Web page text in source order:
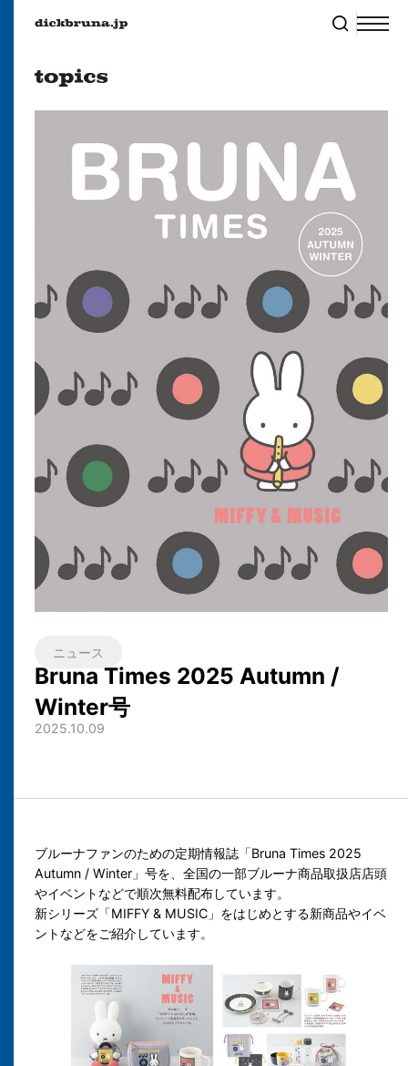
ニュース
Bruna Times 2025 Autumn /
Winter号
2025.10.09
ブルーナファンのための定期情報誌「Bruna Times 2025
Autumn / Winter」号を、全国の一部ブルーナ商品取扱店店頭
やイベントなどで順次無料配布しています。
新シリーズ「MIFFY & MUSIC」をはじめとする新商品やイベ
ントなどをご紹介しています。